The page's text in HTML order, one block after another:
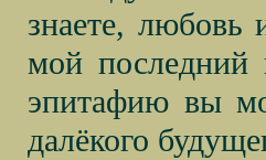
знаете, любовь
мой
эпитафию вы
далёкого